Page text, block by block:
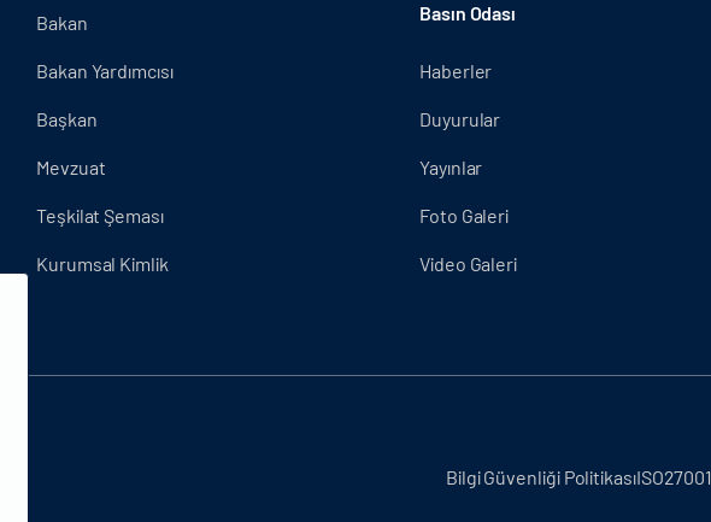
Bakan
Bakan Yardımcısı
Başkan
Mevzuat
Teşkilat Şeması
Kurumsal Kimlik
Basın Odası
Haberler
Duyurular
Yayınlar
Foto Galeri
Video Galeri
Bilgi Güvenliği PolitikasıISO27001